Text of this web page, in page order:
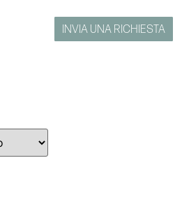
INVIA UNA RICHIESTA